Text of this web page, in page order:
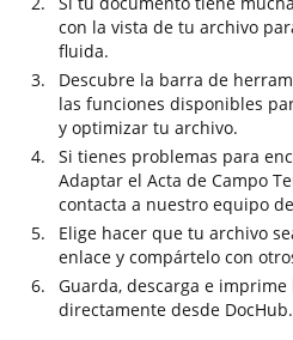
con la vista de tu archivo
fluida.
Descubre la barra de
las funciones disponibles
y optimizar tu archivo.
Si tienes problemas para
Adaptar el Acta de Campo
contacta a nuestro equipo
Elige hacer que tu archivo
enlace y compártelo con
Guarda, descarga e
directamente desde DocHub.